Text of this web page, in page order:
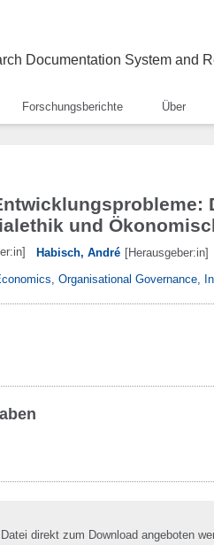
Documentation System and
Forschungsberichte Über
und
Habisch, André [Herausgeber:in]
Organisational Governance,
direkt zum Download angeboten